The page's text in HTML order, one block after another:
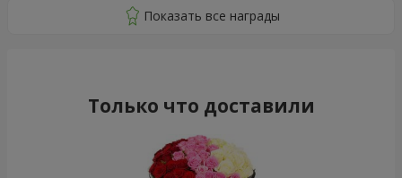
Только что доставили